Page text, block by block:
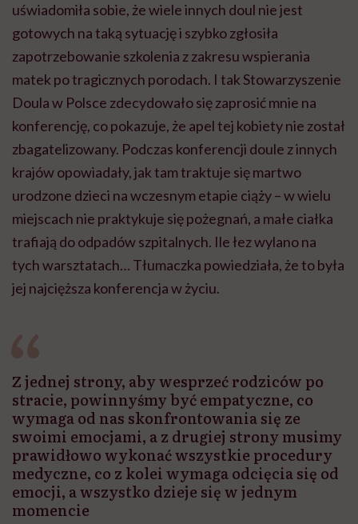
uświadomiła sobie, że wiele innych doul nie jest
gotowych na taką sytuację i szybko zgłosiła
zapotrzebowanie szkolenia z zakresu wspierania
matek po tragicznych porodach. I tak Stowarzyszenie
Doula w Polsce zdecydowało się zaprosić mnie na
konferencję, co pokazuje, że apel tej kobiety nie został
zbagatelizowany. Podczas konferencji doule z innych
krajów opowiadały, jak tam traktuje się martwo
urodzone dzieci na wczesnym etapie ciąży – w wielu
miejscach nie praktykuje się pożegnań, a małe ciałka
trafiają do odpadów szpitalnych. Ile łez wylano na
tych warsztatach… Tłumaczka powiedziała, że to była
jej najcięższa konferencja w życiu.
Z jednej strony, aby wesprzeć rodziców po
stracie, powinnyśmy być empatyczne, co
wymaga od nas skonfrontowania się ze
swoimi emocjami, a z drugiej strony musimy
prawidłowo wykonać wszystkie procedury
medyczne, co z kolei wymaga odcięcia się od
emocji, a wszystko dzieje się w jednym
momencie